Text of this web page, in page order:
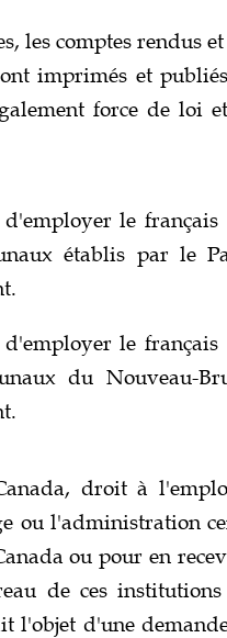
les comptes rendus
imprimés et
force de loi
le
établis par le
le
du Nouveau-
droit à
ou l'administration
ou pour en
de ces
l'objet d'une